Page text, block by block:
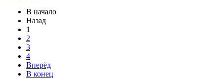
В начало
Назад
1
2
3
4
Вперёд
В конец